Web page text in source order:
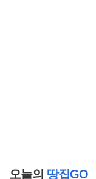
오늘의 땅집GO